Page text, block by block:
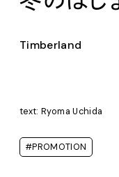
Timberland
text: Ryoma Uchida
#PROMOTION